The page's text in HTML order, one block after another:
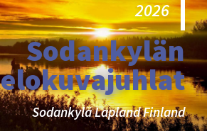
2026
Sodankylän
elokuvajuhlat
Sodankylä Lapland Finland